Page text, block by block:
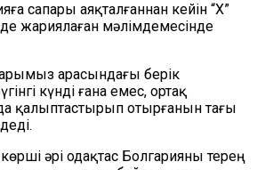
сапары аяқталғаннан кейін “X”
жариялаған мәлімдемесінде
арасындағы берік
күнді ғана емес, ортақ
қалыптастырып отырғанын тағы
әрі одақтас Болгарияны терең